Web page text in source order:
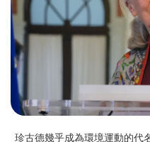
珍古德幾乎成為環境運動的代